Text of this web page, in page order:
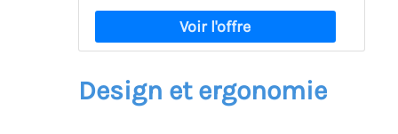
Design et ergonomie